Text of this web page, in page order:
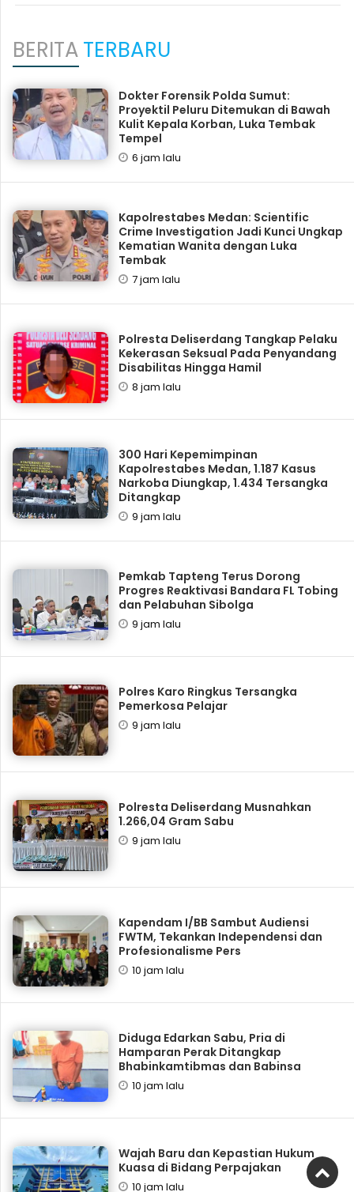
BERITATERBARU
Dokter Forensik Polda Sumut:
Proyektil Peluru Ditemukan di Bawah
Kulit Kepala Korban, Luka Tembak
Tempel
6 jam lalu
Kapolrestabes Medan: Scientific
Crime Investigation Jadi Kunci Ungkap
Kematian Wanita dengan Luka
Tembak
7 jam lalu
Polresta Deliserdang Tangkap Pelaku
Kekerasan Seksual Pada Penyandang
Disabilitas Hingga Hamil
8 jam lalu
300 Hari Kepemimpinan
Kapolrestabes Medan, 1.187 Kasus
Narkoba Diungkap, 1.434 Tersangka
Ditangkap
9 jam lalu
Pemkab Tapteng Terus Dorong
Progres Reaktivasi Bandara FL Tobing
dan Pelabuhan Sibolga
9 jam lalu
Polres Karo Ringkus Tersangka
Pemerkosa Pelajar
9 jam lalu
Polresta Deliserdang Musnahkan
1.266,04 Gram Sabu
9 jam lalu
Kapendam I/BB Sambut Audiensi
FWTM, Tekankan Independensi dan
Profesionalisme Pers
10 jam lalu
Diduga Edarkan Sabu, Pria di
Hamparan Perak Ditangkap
Bhabinkamtibmas dan Babinsa
10 jam lalu
Wajah Baru dan Kepastian Hukum
Kuasa di Bidang Perpajakan
10 jam lalu